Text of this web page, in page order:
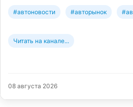
#автоновости #авторынок
Читать на канале...
08 августа 2026